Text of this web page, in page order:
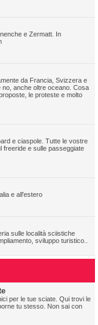
e Zermatt. In
da Francia, Svizzera e
no, anche oltre oceano. Cosa
le proteste e molto
e ciaspole. Tutte le vostre
freeride e sulle passeggiate
e all'estero
sulle località sciistiche
sviluppo turistico..
per le tue sciate. Qui trovi le
tu stesso. Non sai con